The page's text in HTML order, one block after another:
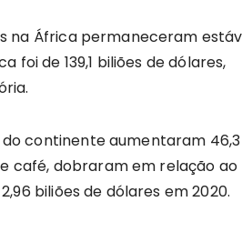
na África permaneceram
de 139,1 biliões de dólares,
continente aumentaram
café, dobraram em relação ao
biliões de dólares em 2020.